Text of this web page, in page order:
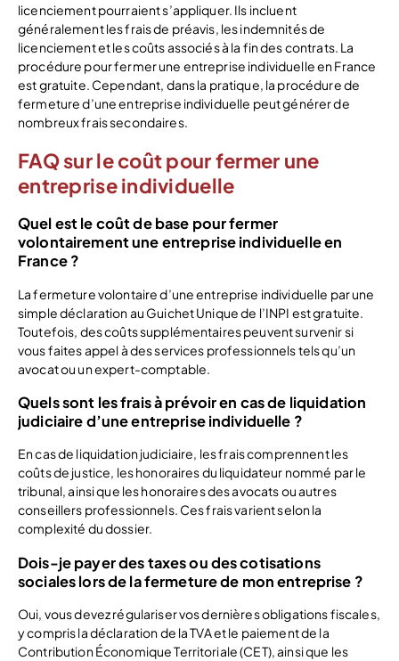
licenciement pourraient s’appliquer. Ils incluent
généralement les frais de préavis, les indemnités de
licenciement et les coûts associés à la fin des contrats. La
procédure pour fermer une entreprise individuelle en France
est gratuite. Cependant, dans la pratique, la procédure de
fermeture d’une entreprise individuelle peut générer de
nombreux frais secondaires.
FAQ sur le coût pour fermer une
entreprise individuelle
Quel est le coût de base pour fermer
volontairement une entreprise individuelle en
France ?
La fermeture volontaire d’une entreprise individuelle par une
simple déclaration au Guichet Unique de l’INPI est gratuite.
Toutefois, des coûts supplémentaires peuvent survenir si
vous faites appel à des services professionnels tels qu’un
avocat ou un expert-comptable.
Quels sont les frais à prévoir en cas de liquidation
judiciaire d’une entreprise individuelle ?
En cas de liquidation judiciaire, les frais comprennent les
coûts de justice, les honoraires du liquidateur nommé par le
tribunal, ainsi que les honoraires des avocats ou autres
conseillers professionnels. Ces frais varient selon la
complexité du dossier.
Dois-je payer des taxes ou des cotisations
sociales lors de la fermeture de mon entreprise ?
Oui, vous devez régulariser vos dernières obligations fiscales,
y compris la déclaration de la TVA et le paiement de la
Contribution Économique Territoriale (CET), ainsi que les